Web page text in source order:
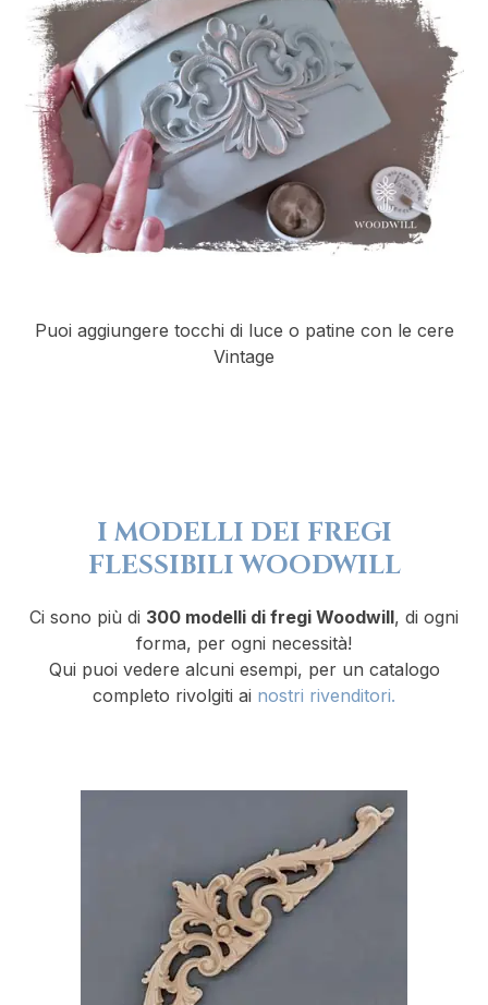
Puoi aggiungere tocchi di luce o patine con le cere
Vintage
I MODELLI DEI FREGI
FLESSIBILI WOODWILL
Ci sono più di 300 modelli di fregi Woodwill, di ogni
forma, per ogni necessità!
Qui puoi vedere alcuni esempi, per un catalogo
completo rivolgiti ai nostri rivenditori.